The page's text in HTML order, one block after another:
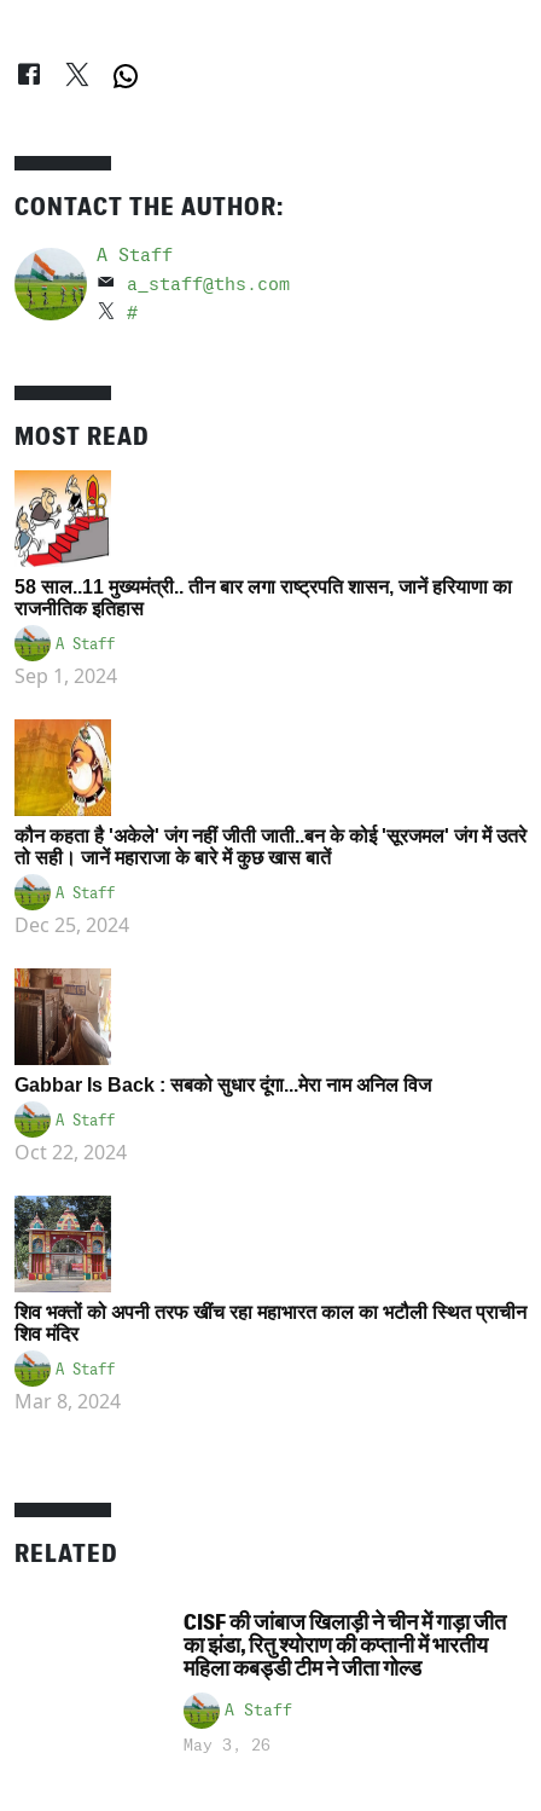
CONTACT THE AUTHOR:
A Staff
a_staff@ths.com
#
MOST READ
58 साल..11 मुख्यमंत्री.. तीन बार लगा राष्ट्रपति शासन, जानें हरियाणा का
राजनीतिक इतिहास
A Staff
Sep 1, 2024
कौन कहता है 'अकेले' जंग नहीं जीती जाती..बन के कोई 'सूरजमल' जंग में उतरे
तो सही। जानें महाराजा के बारे में कुछ खास बातें
A Staff
Dec 25, 2024
Gabbar Is Back : सबको सुधार दूंगा...मेरा नाम अनिल विज
A Staff
Oct 22, 2024
शिव भक्तों को अपनी तरफ खींच रहा महाभारत काल का भटौली स्थित प्राचीन
शिव मंदिर
A Staff
Mar 8, 2024
RELATED
CISF की जांबाज खिलाड़ी ने चीन में गाड़ा जीत
का झंडा, रितु श्योराण की कप्तानी में भारतीय
महिला कबड्डी टीम ने जीता गोल्ड
A Staff
May 3, 26